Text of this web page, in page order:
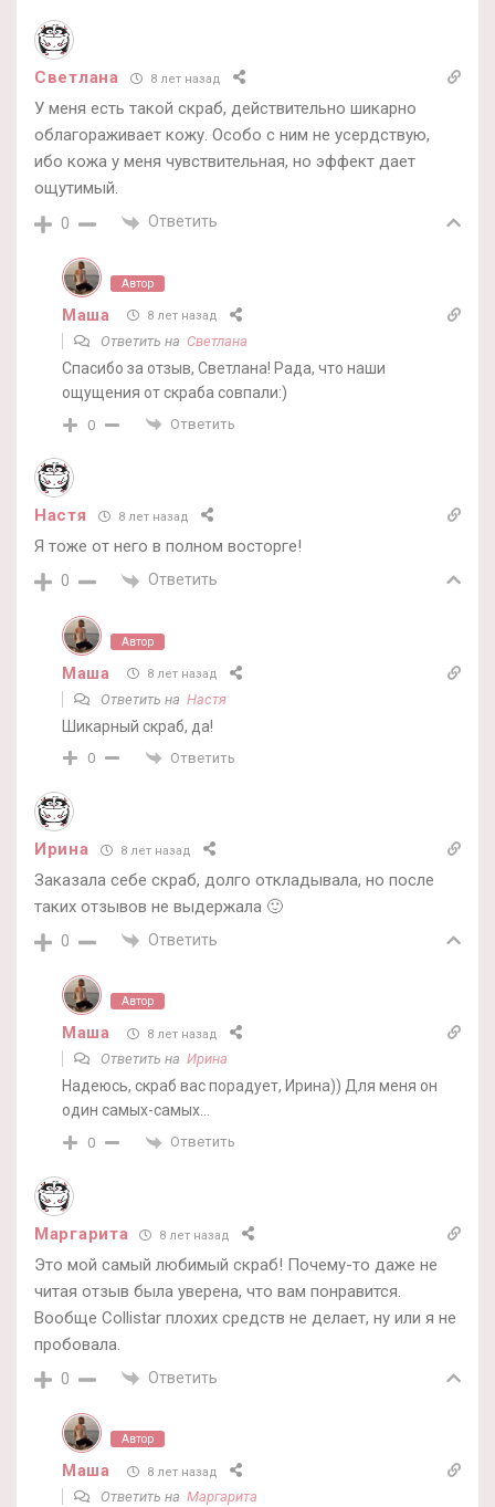
Светлана 8 лет назад
У меня есть такой скраб, действительно шикарно
облагораживает кожу. Особо с ним не усердствую,
ибо кожа у меня чувствительная, но эффект дает
ощутимый.
0 Ответить
Автор
Маша 8 лет назад
Ответить на Светлана
Спасибо за отзыв, Светлана! Рада, что наши
ощущения от скраба совпали:)
0 Ответить
Настя 8 лет назад
Я тоже от него в полном восторге!
0 Ответить
Автор
Маша 8 лет назад
Ответить на Настя
Шикарный скраб, да!
0 Ответить
Ирина 8 лет назад
Заказала себе скраб, долго откладывала, но после
таких отзывов не выдержала 🙂
0 Ответить
Автор
Маша 8 лет назад
Ответить на Ирина
Надеюсь, скраб вас порадует, Ирина)) Для меня он
один самых-самых…
0 Ответить
Маргарита 8 лет назад
Это мой самый любимый скраб! Почему-то даже не
читая отзыв была уверена, что вам понравится.
Вообще Collistar плохих средств не делает, ну или я не
пробовала.
0 Ответить
Автор
Маша 8 лет назад
Ответить на Маргарита